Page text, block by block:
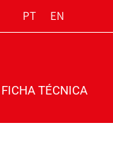
PT EN
FICHA TÉCNICA